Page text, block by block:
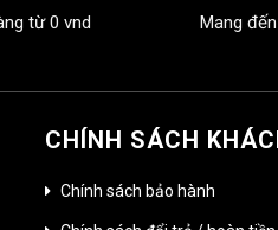
từ 0 vnd
Mang
CHÍNH SÁCH
Chính sách bảo hành